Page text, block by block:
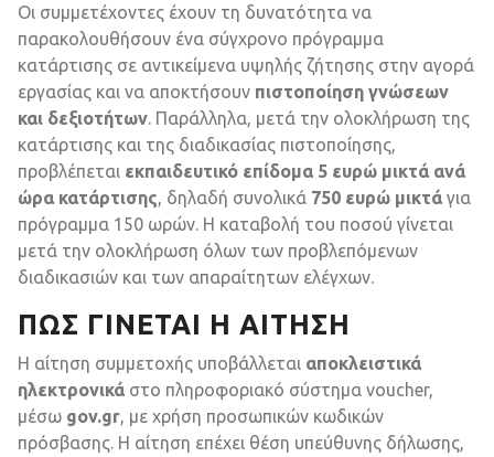
Οι συμμετέχοντες έχουν τη δυνατότητα να
παρακολουθήσουν ένα σύγχρονο πρόγραμμα
κατάρτισης σε αντικείμενα υψηλής ζήτησης στην αγορά
εργασίας και να αποκτήσουν πιστοποίηση γνώσεων
και δεξιοτήτων. Παράλληλα, μετά την ολοκλήρωση της
κατάρτισης και της διαδικασίας πιστοποίησης,
προβλέπεται εκπαιδευτικό επίδομα 5 ευρώ μικτά ανά
ώρα κατάρτισης, δηλαδή συνολικά 750 ευρώ μικτά για
πρόγραμμα 150 ωρών. Η καταβολή του ποσού γίνεται
μετά την ολοκλήρωση όλων των προβλεπόμενων
διαδικασιών και των απαραίτητων ελέγχων.
ΠΏΣ ΓΊΝΕΤΑΙ Η ΑΊΤΗΣΗ
Η αίτηση συμμετοχής υποβάλλεται αποκλειστικά
ηλεκτρονικά στο πληροφοριακό σύστημα voucher,
μέσω gov.gr, με χρήση προσωπικών κωδικών
πρόσβασης. Η αίτηση επέχει θέση υπεύθυνης δήλωσης,